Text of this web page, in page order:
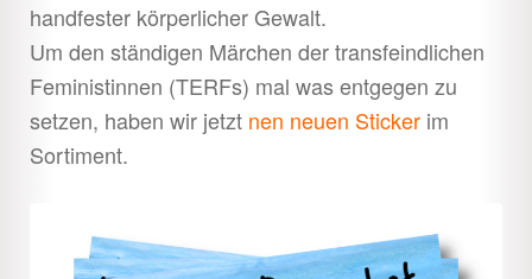
handfester körperlicher Gewalt.
Um den ständigen Märchen der transfeindlichen
Feministinnen (TERFs) mal was entgegen zu
setzen, haben wir jetzt nen neuen Sticker im
Sortiment.